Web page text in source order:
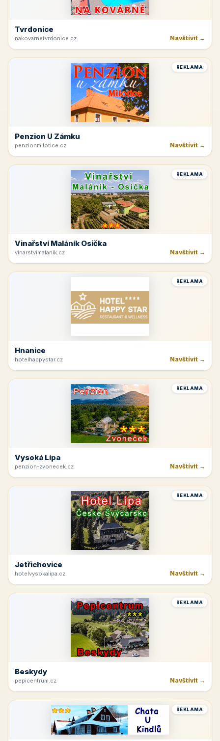
Tvrdonice
nakovarnetvrdonice.cz Navštívit →
REKLAMA
Penzion U Zámku
penzionmilotice.cz Navštívit →
REKLAMA
Vinařství Maláník Osička
vinarstvimalanik.cz Navštívit →
REKLAMA
Hnanice
hotelhappystar.cz Navštívit →
REKLAMA
Vysoká Lípa
penzion-zvonecek.cz Navštívit →
REKLAMA
Jetřichovice
hotelvysokalipa.cz Navštívit →
REKLAMA
Beskydy
pepicentrum.cz Navštívit →
REKLAMA